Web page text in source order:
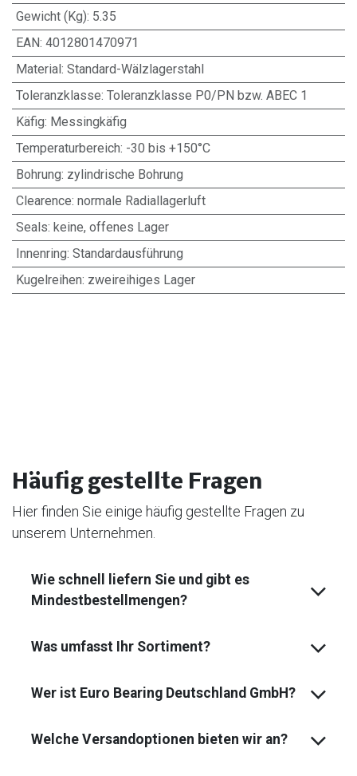
Gewicht (Kg): 5.35
EAN: 4012801470971
Material: Standard-Wälzlagerstahl
Toleranzklasse: Toleranzklasse P0/PN bzw. ABEC 1
Käfig: Messingkäfig
Temperaturbereich: -30 bis +150°C
Bohrung: zylindrische Bohrung
Clearence: normale Radiallagerluft
Seals: keine, offenes Lager
Innenring: Standardausführung
Kugelreihen: zweireihiges Lager
Häufig gestellte Fragen
Hier finden Sie einige häufig gestellte Fragen zu
unserem Unternehmen.
Wie schnell liefern Sie und gibt es
Mindest­bestell­mengen?
Was umfasst Ihr Sortiment?
Wer ist Euro Bearing Deutschland GmbH?
Welche Versandoptionen bieten wir an?